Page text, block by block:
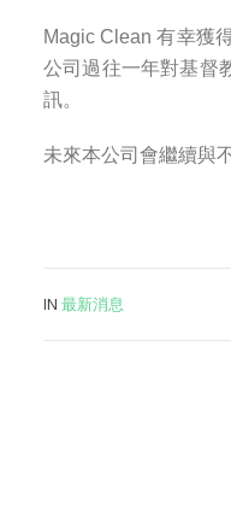
Magic Clean 有幸獲
公司過往一年對基督
訊。
未來本公司會繼續與
IN 最新消息